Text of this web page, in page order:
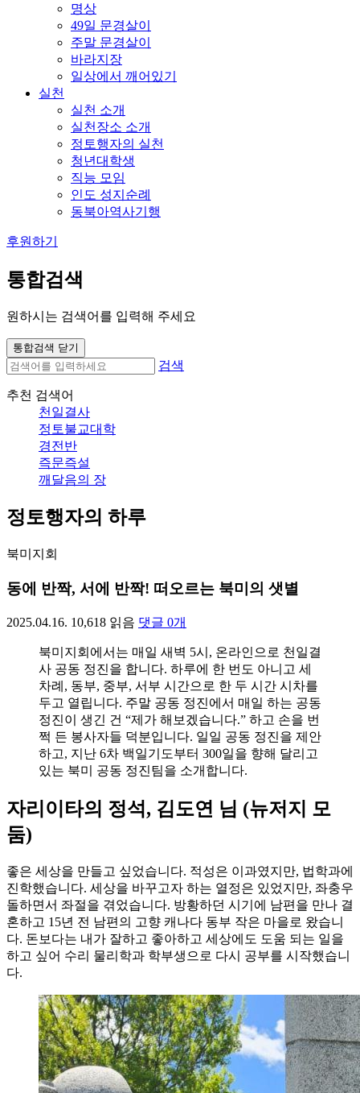
명상
49일 문경살이
주말 문경살이
바라지장
일상에서 깨어있기
실천
실천 소개
실천장소 소개
정토행자의 실천
청년대학생
직능 모임
인도 성지순례
동북아역사기행
후원하기
통합검색
원하시는 검색어를 입력해 주세요
통합검색 닫기
검색
추천 검색어
천일결사
정토불교대학
경전반
즉문즉설
깨달음의 장
정토행자의 하루
북미지회
동에 반짝, 서에 반짝! 떠오르는 북미의 샛별
2025.04.16. 10,618 읽음 댓글 0개
북미지회에서는 매일 새벽 5시, 온라인으로 천일결
사 공동 정진을 합니다. 하루에 한 번도 아니고 세
차례, 동부, 중부, 서부 시간으로 한 두 시간 시차를
두고 열립니다. 주말 공동 정진에서 매일 하는 공동
정진이 생긴 건 “제가 해보겠습니다.” 하고 손을 번
쩍 든 봉사자들 덕분입니다. 일일 공동 정진을 제안
하고, 지난 6차 백일기도부터 300일을 향해 달리고
있는 북미 공동 정진팀을 소개합니다.
자리이타의 정석, 김도연 님 (뉴저지 모
둠)
좋은 세상을 만들고 싶었습니다. 적성은 이과였지만, 법학과에
진학했습니다. 세상을 바꾸고자 하는 열정은 있었지만, 좌충우
돌하면서 좌절을 겪었습니다. 방황하던 시기에 남편을 만나 결
혼하고 15년 전 남편의 고향 캐나다 동부 작은 마을로 왔습니
다. 돈보다는 내가 잘하고 좋아하고 세상에도 도움 되는 일을
하고 싶어 수리 물리학과 학부생으로 다시 공부를 시작했습니
다.